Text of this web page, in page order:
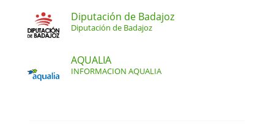
Diputación de Badajoz
Diputación de Badajoz
AQUALIA
INFORMACION AQUALIA